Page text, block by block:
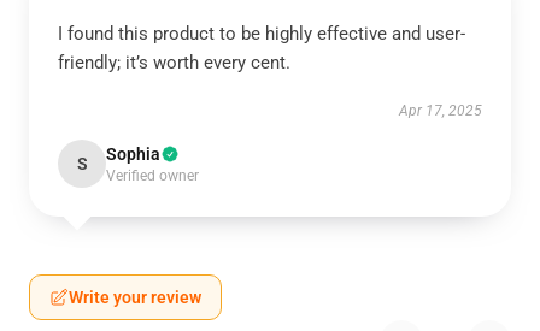
I found this product to be highly effective and user-
friendly; it’s worth every cent.
Apr 17, 2025
S Sophia
Verified owner
Write your review